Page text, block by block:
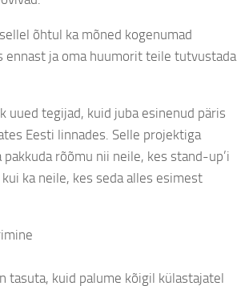
õhtul ka mõned kogenumad
ennast ja oma huumorit teile tutvustada
uued tegijad, kuid juba esinenud päris
Eesti linnades. Selle projektiga
pakkuda rõõmu nii neile, kes stand-up’i
ka neile, kes seda alles esimest
tasuta, kuid palume kõigil külastajatel